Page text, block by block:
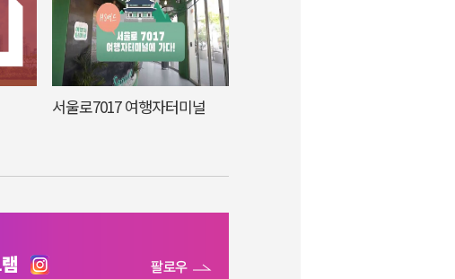
서울로7017 여행자터미널